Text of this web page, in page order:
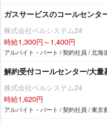
ガスサービスのコールセンタ
株式会社ベルシステム24
時給1,300円～1,400円
アルバイト・パート / 契約社員 / 北海
解約受付コールセンター/大
株式会社ベルシステム24
時給1,620円
アルバイト・パート / 契約社員 / 東京